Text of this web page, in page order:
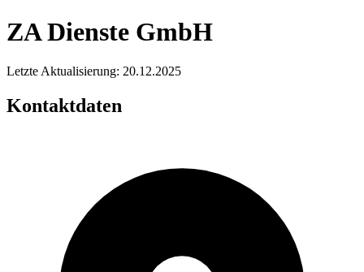
ZA Dienste GmbH
Letzte Aktualisierung: 20.12.2025
Kontaktdaten